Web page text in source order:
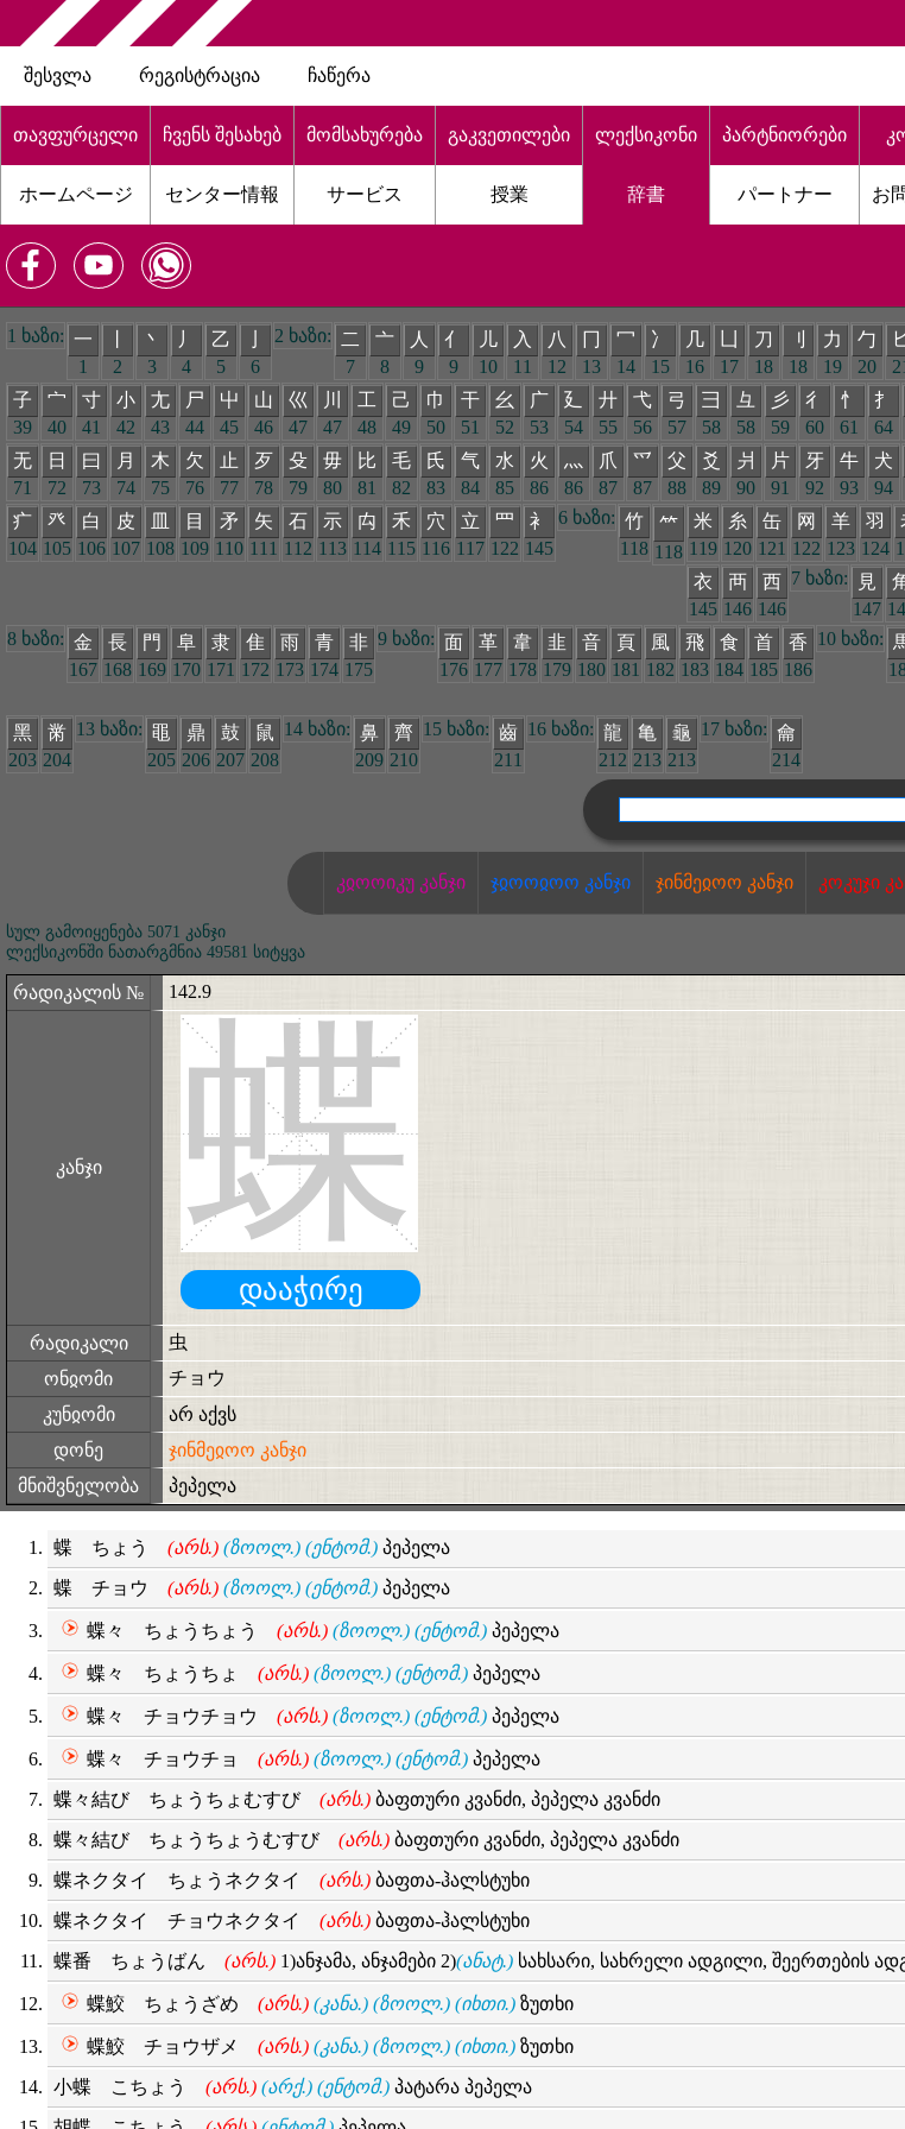
შესვლა რეგისტრაცია ჩაწერა
თავფურცელი
ホームページ
ჩვენს შესახებ
センター情報
მომსახურება
サービス
გაკვეთილები
授業
ლექსიკონი
辞書
პარტნიორები
パートナー お
1 ხაზი: 一
1
2
丶
3
丿
4
乙
5
6
2 ხაზი:
二
7
亠
8
人
9
亻
9
儿
10
入
11
八
12
冂
13
冖
14
冫
15
几
16
17
刀
18
刂
18
力
19
勹
20
子
39
宀
40
寸
41
小
42
尢
43
尸
44
屮
45
山
46
巛
47
川
47
工
48
己
49
巾
50
干
51
幺
52
广
53
廴
54
廾
55
弋
56
弓
57
彐
58
彑
58
彡
59
彳
60
忄
61
扌
64
无
71
日
72
曰
73
月
74
木
75
欠
76
止
77
歹
78
殳
79
毋
80
比
81
毛
82
氏
83
气
84
水
85
火
86
灬
86
爪
87
爫
87
父
88
爻
89
爿
90
片
91
牙
92
牛
93
犬
94
疒
104
癶
105
白
106
皮
107
皿
108
目
109
矛
110
矢
111
石
112
示
113
禸
114
禾
115
穴
116
立
117
罒
122
衤
145
6 ხაზი: 竹
118
𥫗
118
米
119
糸
120
缶
121
网
122
羊
123
羽
124
衣
145
襾
146
西
146
7 ხაზი:
見
147
8 ხაზი: 金
167
長
168
門
169
阜
170
隶
171
隹
172
雨
173
青
174
非
175
9 ხაზი: 面
176
革
177
韋
178
韭
179
音
180
頁
181
風
182
飛
183
食
184
首
185
香
186
10 ხაზი:
黑
203
黹
204
13 ხაზი: 黽
205
鼎
206
鼓
207
鼠
208
14 ხაზი: 鼻
209
齊
210
15 ხაზი: 齒
211
16 ხაზი: 龍
212
亀
213
龜
213
17 ხაზი: 龠
214
კჲოოიკუ კანჯი ჯჲოოჲოო კანჯი ჯინმეჲოო კანჯი კოკუჯი
სულ გამოიყენება 5071 კანჯი
ლექსიკონში ნათარგმნია 49581 სიტყვა
რადიკალის № 142.9
კანჯი 蝶
დააჭირე
რადიკალი
虫
ონჲომი
チョウ
კუნჲომი
არ აქვს
დონე
ჯინმეჲოო კანჯი
მნიშვნელობა
პეპელა
蝶 ちょう (არს.) (ზოოლ.) (ენტომ.) პეპელა
蝶 チョウ (არს.) (ზოოლ.) (ენტომ.) პეპელა
蝶々 ちょうちょう (არს.) (ზოოლ.) (ენტომ.) პეპელა
蝶々 ちょうちょ (არს.) (ზოოლ.) (ენტომ.) პეპელა
蝶々 チョウチョウ (არს.) (ზოოლ.) (ენტომ.) პეპელა
蝶々 チョウチョ (არს.) (ზოოლ.) (ენტომ.) პეპელა
蝶々結び ちょうちょむすび (არს.) ბაფთური კვანძი, პეპელა კვანძი
蝶々結び ちょうちょうむすび (არს.) ბაფთური კვანძი, პეპელა კვანძი
蝶ネクタイ ちょうネクタイ (არს.) ბაფთა-ჰალსტუხი
蝶ネクタイ チョウネクタイ (არს.) ბაფთა-ჰალსტუხი
蝶番 ちょうばん (არს.) 1)ანჯამა, ანჯამები 2)(ანატ.) სახსარი, სახრელი ადგილი, შეერთების
蝶鮫 ちょうざめ (არს.) (კანა.) (ზოოლ.) (იხთი.) ზუთხი
蝶鮫 チョウザメ (არს.) (კანა.) (ზოოლ.) (იხთი.) ზუთხი
小蝶 こちょう (არს.) (არქ.) (ენტომ.) პატარა პეპელა